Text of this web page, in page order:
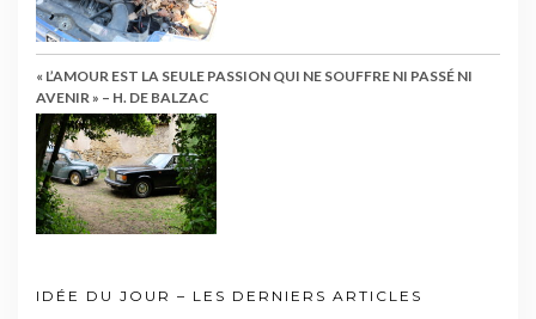
« L’AMOUR EST LA SEULE PASSION QUI NE SOUFFRE NI PASSÉ NI
AVENIR » – H. DE BALZAC
IDÉE DU JOUR – LES DERNIERS ARTICLES